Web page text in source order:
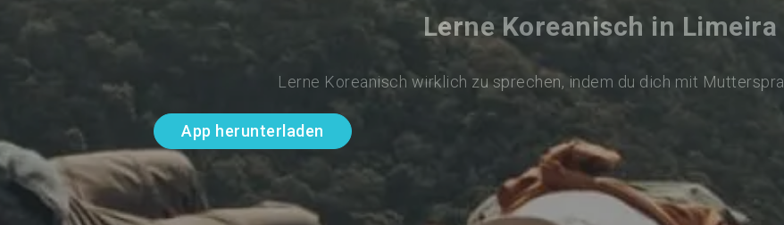
Lerne Koreanisch in Limeira
Lerne Koreanisch wirklich zu sprechen, indem du dich mit
App herunterladen